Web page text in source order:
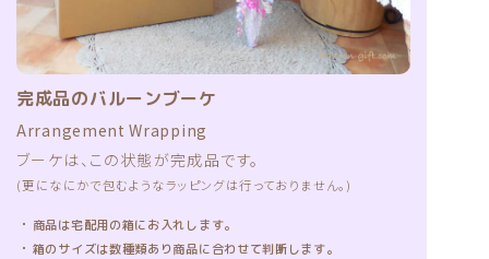
完成品のバルーンブーケ
Arrangement Wrapping
ブーケは、この状態が完成品です。
(更になにかで包むようなラッピングは行っておりません。)
・ 商品は宅配用の箱にお入れします。
・ 箱のサイズは数種類あり商品に合わせて判断します。